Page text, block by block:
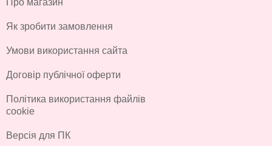
Про магазин
Як зробити замовлення
Умови використання сайта
Договір публічної оферти
Політика використання файлів
cookie
Версія для ПК